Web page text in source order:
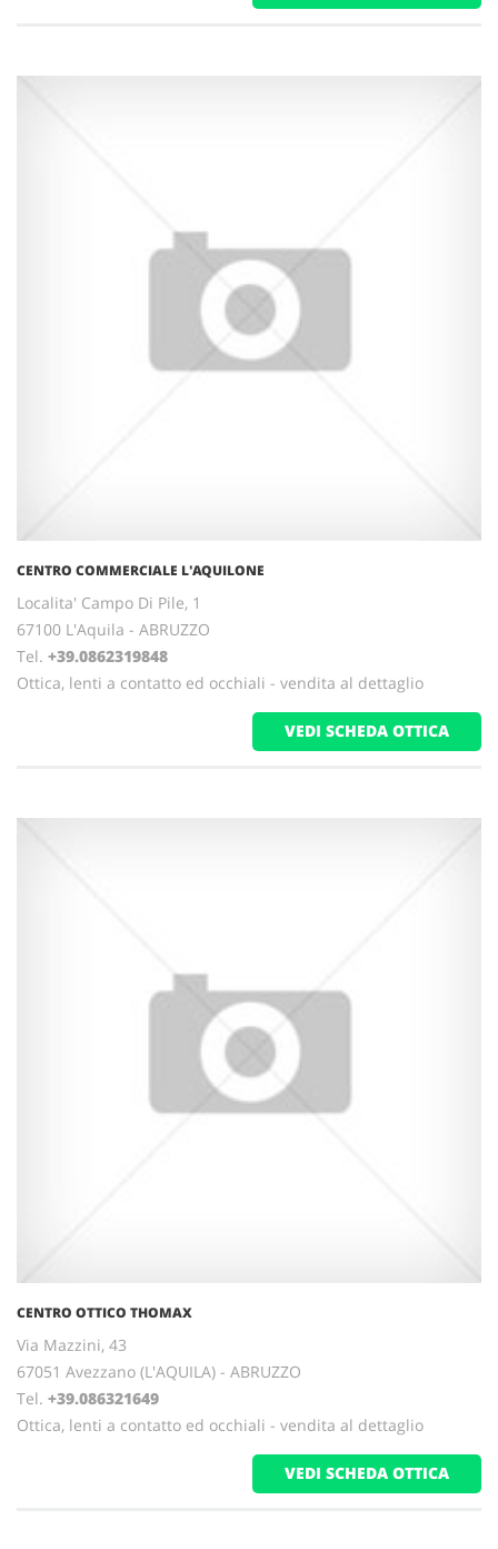
CENTRO COMMERCIALE L'AQUILONE
Localita' Campo Di Pile, 1
67100 L'Aquila - ABRUZZO
Tel. +39.0862319848
Ottica, lenti a contatto ed occhiali - vendita al dettaglio
VEDI SCHEDA OTTICA
CENTRO OTTICO THOMAX
Via Mazzini, 43
67051 Avezzano (L'AQUILA) - ABRUZZO
Tel. +39.086321649
Ottica, lenti a contatto ed occhiali - vendita al dettaglio
VEDI SCHEDA OTTICA